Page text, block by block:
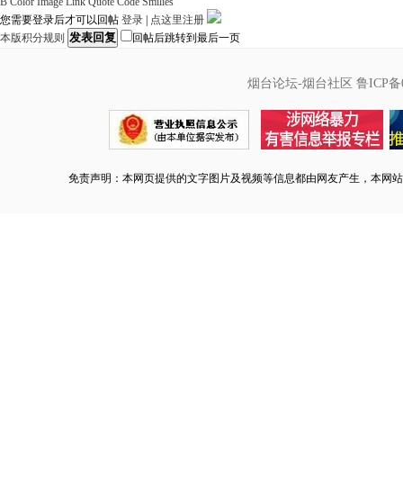
您需要登录后才可以回帖 登录
点这里注册
本版积分规则 发表回复 回帖后跳转到最后一页
烟台论坛-烟台社区 鲁ICP备
免责声明：本网页提供的文字图片及视频等信息都由网友产生，本网